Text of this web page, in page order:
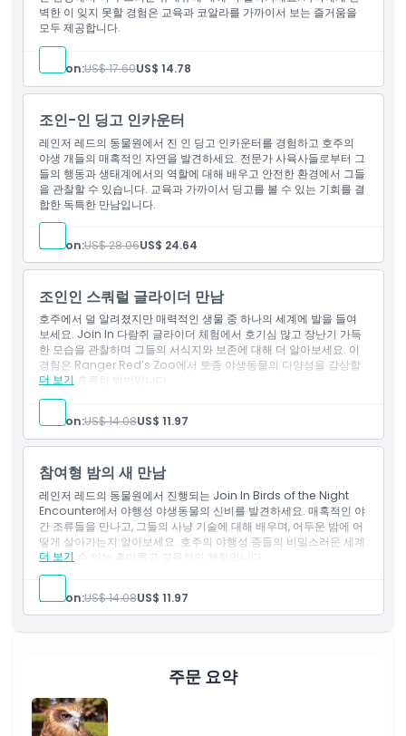
벽한 이 잊지 못할 경험은 교육과 코알라를 가까이서 보는 즐거움을
모두 제공합니다.
Person:US$ 17.60US$ 14.78
조인-인 딩고 인카운터
레인저 레드의 동물원에서 진 인 딩고 인카운터를 경험하고 호주의
야생 개들의 매혹적인 자연을 발견하세요. 전문가 사육사들로부터 그
들의 행동과 생태계에서의 역할에 대해 배우고 안전한 환경에서 그들
을 관찰할 수 있습니다. 교육과 가까이서 딩고를 볼 수 있는 기회를 결
합한 독특한 만남입니다.
Person:US$ 28.06US$ 24.64
조인인 스쿼럴 글라이더 만남
호주에서 덜 알려졌지만 매력적인 생물 중 하나의 세계에 발을 들여
보세요. Join In 다람쥐 글라이더 체험에서 호기심 많고 장난기 가득
한 모습을 관찰하며 그들의 서식지와 보존에 대해 더 알아보세요. 이
경험은 Ranger Red’s Zoo에서 토종 야생동물의 다양성을 감상할
수 있는 훌륭한 방법입니다.
더 보기
Person:US$ 14.08US$ 11.97
참여형 밤의 새 만남
레인저 레드의 동물원에서 진행되는 Join In Birds of the Night
Encounter에서 야행성 야생동물의 신비를 발견하세요. 매혹적인 야
간 조류들을 만나고, 그들의 사냥 기술에 대해 배우며, 어두운 밤에 어
떻게 살아가는지 알아보세요. 호주의 야행성 종들의 비밀스러운 세계
를 엿볼 수 있는 흥미롭고 교육적인 체험입니다.
더 보기
Person:US$ 14.08US$ 11.97
주문 요약